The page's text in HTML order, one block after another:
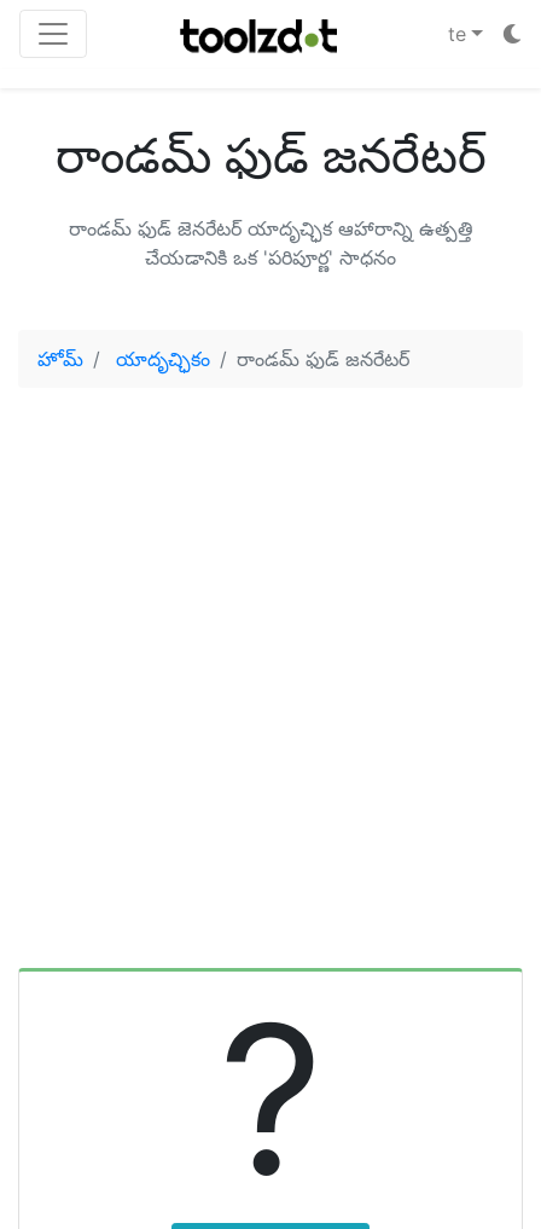
te
రాండమ్ ఫుడ్ జనరేటర్
రాండమ్ ఫుడ్ జెనరేటర్ యాదృచ్ఛిక ఆహారాన్ని ఉత్పత్తి
చేయడానికి ఒక 'పరిపూర్ణ' సాధనం
హోమ్ యాదృచ్ఛికం రాండమ్ ఫుడ్ జనరేటర్
?